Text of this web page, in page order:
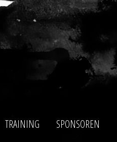
TRAINING SPONSOREN